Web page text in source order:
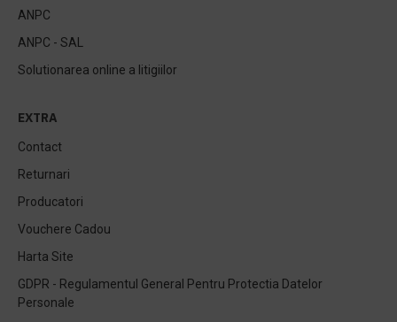
ANPC
ANPC - SAL
Solutionarea online a litigiilor
EXTRA
Contact
Returnari
Producatori
Vouchere Cadou
Harta Site
GDPR - Regulamentul General Pentru Protectia Datelor
Personale